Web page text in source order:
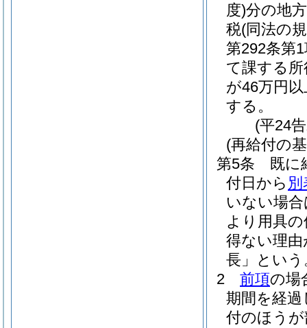
度)分の地
税(同法の
第292条第
て課する
が46万円
する。
(平24
(再給付の
第5条
既に
付日から 別
いない場
より用具
得ない理
長」という
2
前項の場
期間を経
付のほう